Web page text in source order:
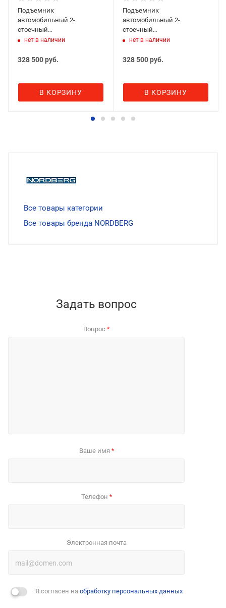
Подъемник
автомобильный 2-
стоечный
электрогидравлический,
(380V)
нет в наличии
328 500руб.
В КОРЗИНУ
Подъемник
автомобильный 2-
стоечный
электрогидравлический,
(380V)
нет в наличии
328 500руб.
В КОРЗИНУ
Все товары категории
Все товары бренда NORDBERG
Задать вопрос
Вопрос *
Ваше имя *
Телефон *
Электронная почта
Я согласен на обработку персональных данных